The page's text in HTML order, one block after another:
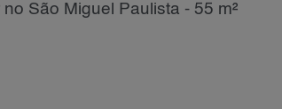
São Miguel Paulista - 55 m²